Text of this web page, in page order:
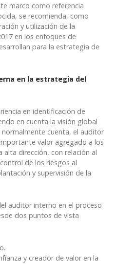
marco como referencia
se recomienda, como
y utilización de la
en los enfoques de
para la estrategia de
en la estrategia del
en identificación de
en cuenta la visión global
cuenta, el auditor
valor agregado a los
dirección, con relación al
de los riesgos al
y supervisión de la
auditor interno en el proceso
dos puntos de vista
y creador de valor en la